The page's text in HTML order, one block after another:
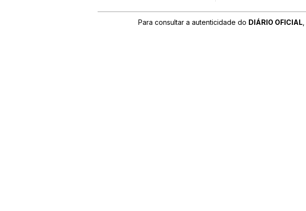
Para consultar a autenticidade do DIÁRIO OFICIAL